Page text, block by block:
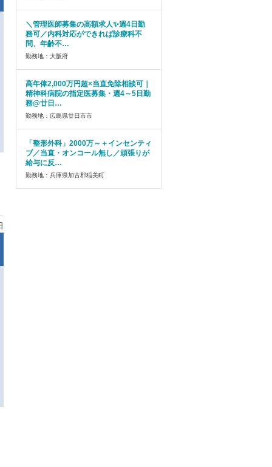
＼管理医師募集の高額求人✨週4日勤
務可／内科対応ができれば診療科不
問、年齢不…
勤務地：大阪府
高年俸2,000万円超×当直免除相談可｜
精神科病院の指定医募集・週4～5日勤
務@廿日…
勤務地：広島県廿日市市
「整形外科」2000万～＋インセンティ
ブ／当直・オンコール無し／頑張りが
給与に反…
勤務地：兵庫県加古郡稲美町